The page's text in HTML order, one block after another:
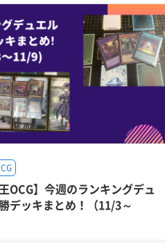
王OCG】今週のランキングデュ
デッキまとめ！（11/3～